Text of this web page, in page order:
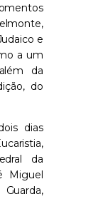
e
a um
da
do
dias
da
Miguel